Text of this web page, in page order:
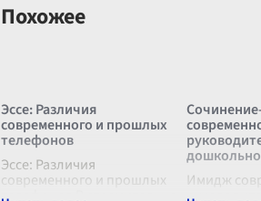
Похожее
Эссе: Различия
современного и прошлых
телефонов
Эссе: Различия
современного и прошлых
телефонов В стремительно
Имидж